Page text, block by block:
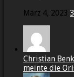
März 4, 2023 3
Christian
meinte die